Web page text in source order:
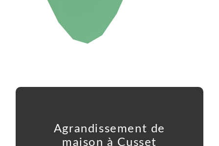
Agrandissement de
maison à Cusset